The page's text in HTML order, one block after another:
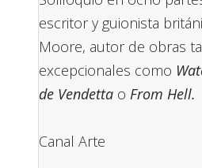
escritor y guionista
Moore, autor de obras
excepcionales como
de Vendetta o From Hell.
Canal Arte